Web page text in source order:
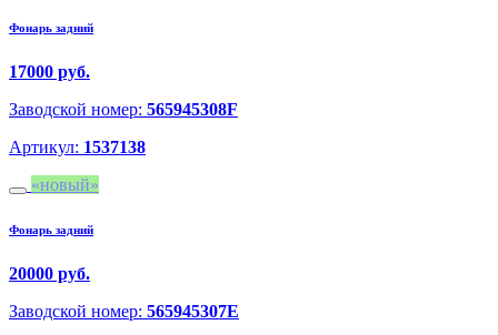
Фонарь задний
17000 руб.
Заводской номер: 565945308F
Артикул: 1537138
новый
Фонарь задний
20000 руб.
Заводской номер: 565945307E